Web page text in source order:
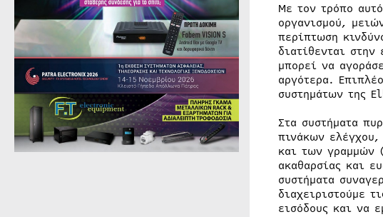
Με τον τρόπο
οργανισμού,
περίπτωση
διατίθενται
μπορεί να
αργότερα.
συστημάτων της
Στα συστήματα
πινάκων
και των γραμμών
ακαθαρσίας και
συστήματα
διαχειριστούμε
εισόδους και να